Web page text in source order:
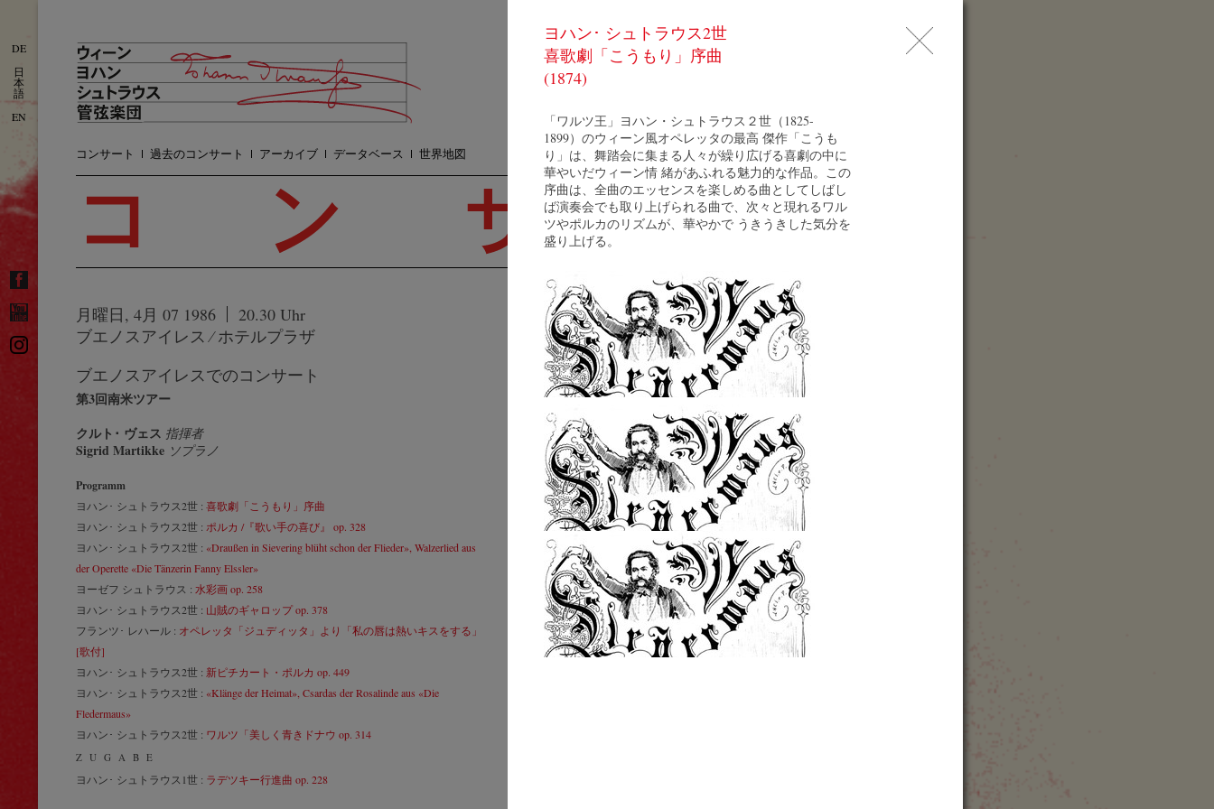
ヨハン･ シュトラウス2世
喜歌劇「こうもり」序曲
(1874)
「ワルツ王」ヨハン・シュトラウス２世（1825-
1899）のウィーン風オペレッタの最高 傑作「こうも
り」は、舞踏会に集まる人々が繰り広げる喜劇の中に
華やいだウィーン情 緒があふれる魅力的な作品。この
序曲は、全曲のエッセンスを楽しめる曲としてしばし
ば演奏会でも取り上げられる曲で、次々と現れるワル
ツやポルカのリズムが、華やかで うきうきした気分を
盛り上げる。
Johann Strauss (Sohn): Ouverture zu «Die Fledermaus»
© by WJSO-Archive
DE
日
本
語
EN
コンサート
コンサート 過去のコンサート アーカイブ データベース 世界地図
オーケストラ
メディア
ショップ
月曜日, 4月 07 1986
20.30 Uhr
ブエノスアイレス ⁄ ホテルプラザ
ブエノスアイレスでのコンサート
第3回南米ツアー
クルト･ ヴェス 指揮者
Sigrid Martikke ソプラノ
Programm
ヨハン･ シュトラウス2世 : 喜歌劇「こうもり」序曲
ヨハン･ シュトラウス2世 : ポルカ /『歌い手の喜び』 op. 328
ヨハン･ シュトラウス2世 : «Draußen in Sievering blüht schon der Flieder», Walzerlied aus
der Operette «Die Tänzerin Fanny Elssler»
ヨーゼフ シュトラウス : 水彩画 op. 258
ヨハン･ シュトラウス2世 : 山賊のギャロップ op. 378
フランツ･ レハール : オペレッタ「ジュディッタ」より「私の唇は熱いキスをする」
[歌付]
ヨハン･ シュトラウス2世 : 新ピチカート・ポルカ op. 449
ヨハン･ シュトラウス2世 : «Klänge der Heimat», Csardas der Rosalinde aus «Die
Fledermaus»
ヨハン･ シュトラウス2世 : ワルツ「美しく青きドナウ op. 314
ZUGABE
ヨハン･ シュトラウス1世 : ラデツキー行進曲 op. 228
クルト･ ヴェス
© by WJSO-Archive
クルト･ ヴェス
Website
Sigrid Martikke
© by WJSO-Archive
Sigrid Martikke
Resumé
Website
Venue
ブエノスアイレス ⁄ ホテル
プラザ
Florida 1005
C1005AAU ブエノスアイ
レス
アルゼンチン
Website
Show Map